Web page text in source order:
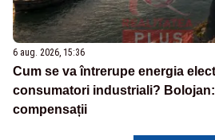
6 aug. 2026, 15:36
Cum se va întrerupe energia
consumatori industriali?
compensații